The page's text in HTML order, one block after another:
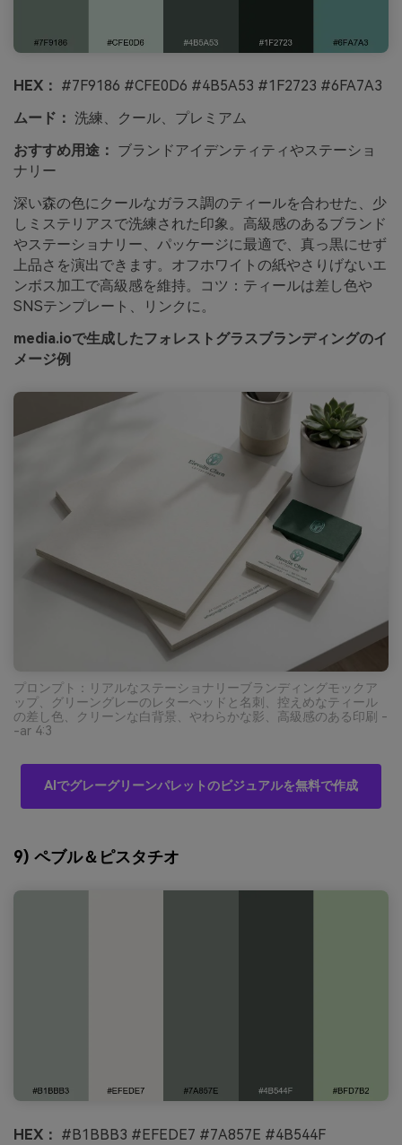
HEX： #7F9186 #CFE0D6 #4B5A53 #1F2723 #6FA7A3
ムード： 洗練、クール、プレミアム
おすすめ用途： ブランドアイデンティティやステーショ
ナリー
深い森の色にクールなガラス調のティールを合わせた、少
しミステリアスで洗練された印象。高級感のあるブランド
やステーショナリー、パッケージに最適で、真っ黒にせず
上品さを演出できます。オフホワイトの紙やさりげないエ
ンボス加工で高級感を維持。コツ：ティールは差し色や
SNSテンプレート、リンクに。
media.ioで生成したフォレストグラスブランディングのイ
メージ例
プロンプト：リアルなステーショナリーブランディングモックア
ップ、グリーングレーのレターヘッドと名刺、控えめなティール
の差し色、クリーンな白背景、やわらかな影、高級感のある印刷 -
-ar 4:3
AIでグレーグリーンパレットのビジュアルを無料で作成
9) ペブル＆ピスタチオ
HEX： #B1BBB3 #EFEDE7 #7A857E #4B544F